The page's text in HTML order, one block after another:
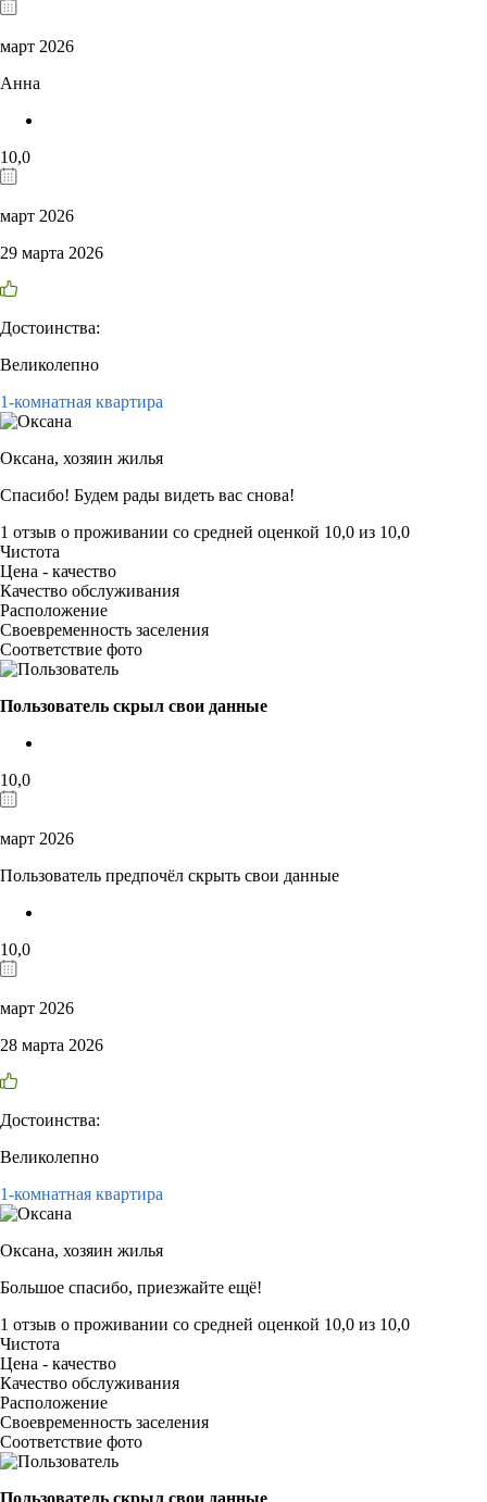
март 2026
Анна
10,0
март 2026
29 марта 2026
Достоинства:
Великолепно
1-комнатная квартира
Оксана, хозяин жилья
Спасибо! Будем рады видеть вас снова!
1 отзыв о проживании со средней оценкой 10,0 из 10,0
Чистота
Цена - качество
Качество обслуживания
Расположение
Своевременность заселения
Соответствие фото
Пользователь скрыл свои данные
10,0
март 2026
Пользователь предпочёл скрыть свои данные
10,0
март 2026
28 марта 2026
Достоинства:
Великолепно
1-комнатная квартира
Оксана, хозяин жилья
Большое спасибо, приезжайте ещё!
1 отзыв о проживании со средней оценкой 10,0 из 10,0
Чистота
Цена - качество
Качество обслуживания
Расположение
Своевременность заселения
Соответствие фото
Пользователь скрыл свои данные